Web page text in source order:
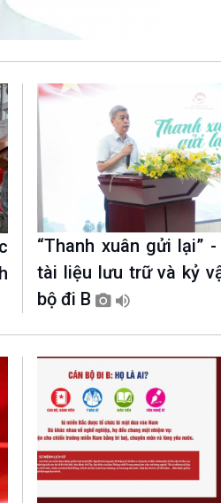
“Thanh xuân gửi lại”
tài liệu lưu trữ và kỷ
bộ đi B